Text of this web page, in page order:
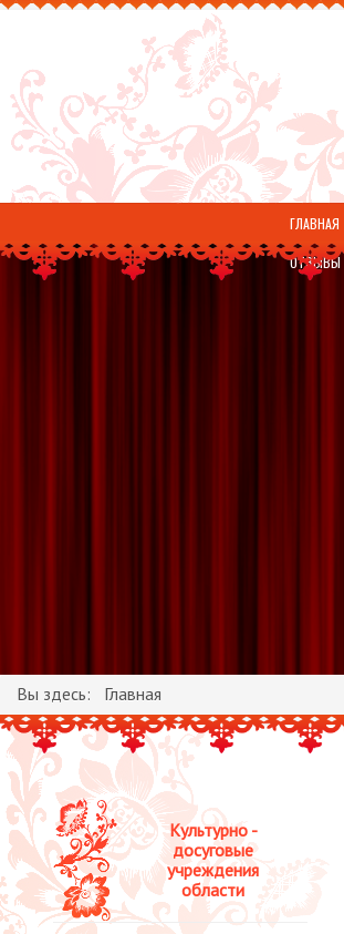
ГЛАВНАЯ
ОТЗЫВЫ
Вы здесь: Главная
Культурно -
досуговые
учреждения
области